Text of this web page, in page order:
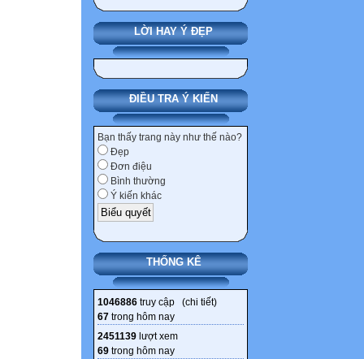
LỜI HAY Ý ĐẸP
ĐIỀU TRA Ý KIẾN
Bạn thấy trang này như thế nào?
Đẹp
Đơn điệu
Bình thường
Ý kiến khác
THỐNG KÊ
1046886 truy cập (chi tiết)
67 trong hôm nay
2451139 lượt xem
69 trong hôm nay